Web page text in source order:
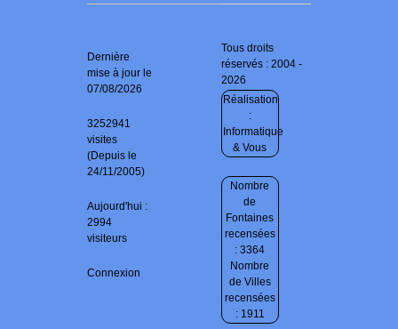
Dernière
mise à jour le
07/08/2026
3252941
visites
(Depuis le
24/11/2005)
Aujourd'hui :
2994
visiteurs
Connexion
Tous droits
réservés : 2004 -
2026
Réalisation
:
Informatique
& Vous
Nombre
de
Fontaines
recensées
: 3364
Nombre
de Villes
recensées
: 1911